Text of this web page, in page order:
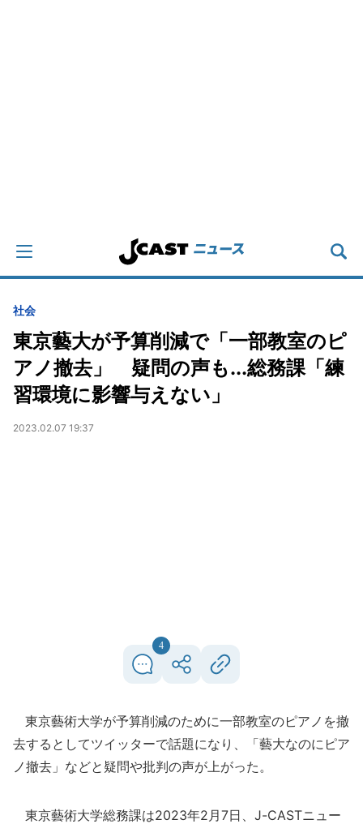
社会
東京藝大が予算削減で「一部教室のピ
アノ撤去」 疑問の声も...総務課「練
習環境に影響与えない」
2023.02.07 19:37
4
東京藝術大学が予算削減のために一部教室のピアノを撤
去するとしてツイッターで話題になり、「藝大なのにピア
ノ撤去」などと疑問や批判の声が上がった。
東京藝術大学総務課は2023年2月7日、J-CASTニュー